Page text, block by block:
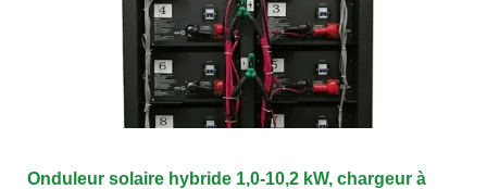
Onduleur solaire hybride 1,0-10,2 kW, chargeur à